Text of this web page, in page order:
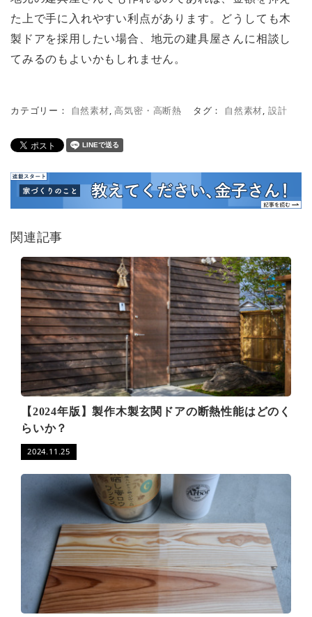
た上で手に入れやすい利点があります。どうしても木
製ドアを採用したい場合、地元の建具屋さんに相談し
てみるのもよいかもしれません。
カテゴリー： 自然素材,高気密・高断熱 タグ： 自然素材, 設計
関連記事
【2024年版】製作木製玄関ドアの断熱性能はどのく
らいか？
2024.11.25